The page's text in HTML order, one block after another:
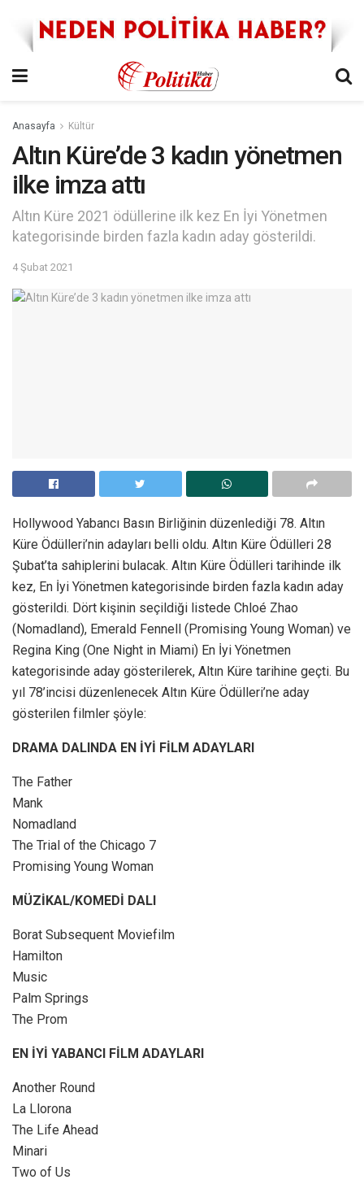
Anasayfa Kültür
Altın Küre’de 3 kadın yönetmen
ilke imza attı
Altın Küre 2021 ödüllerine ilk kez En İyi Yönetmen
kategorisinde birden fazla kadın aday gösterildi.
4 Şubat 2021
Hollywood Yabancı Basın Birliğinin düzenlediği 78. Altın
Küre Ödülleri’nin adayları belli oldu. Altın Küre Ödülleri 28
Şubat’ta sahiplerini bulacak. Altın Küre Ödülleri tarihinde ilk
kez, En İyi Yönetmen kategorisinde birden fazla kadın aday
gösterildi. Dört kişinin seçildiği listede Chloé Zhao
(Nomadland), Emerald Fennell (Promising Young Woman) ve
Regina King (One Night in Miami) En İyi Yönetmen
kategorisinde aday gösterilerek, Altın Küre tarihine geçti. Bu
yıl 78’incisi düzenlenecek Altın Küre Ödülleri’ne aday
gösterilen filmler şöyle:
DRAMA DALINDA EN İYİ FİLM ADAYLARI
The Father
Mank
Nomadland
The Trial of the Chicago 7
Promising Young Woman
MÜZİKAL/KOMEDİ DALI
Borat Subsequent Moviefilm
Hamilton
Music
Palm Springs
The Prom
EN İYİ YABANCI FİLM ADAYLARI
Another Round
La Llorona
The Life Ahead
Minari
Two of Us